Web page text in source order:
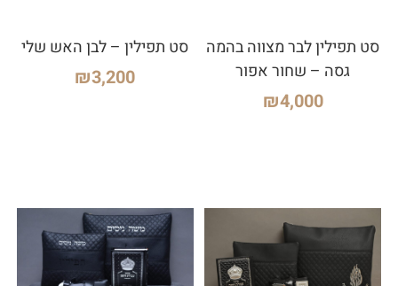
סט תפילין לבר מצווה בהמה
גסה – שחור אפור
₪4,000
סט תפילין – לבן האש שלי
₪3,200